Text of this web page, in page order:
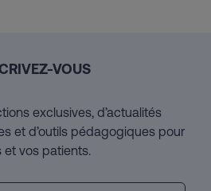
VOUS
exclusives, d’actualités
et d’outils pédagogiques pour
et vos patients.